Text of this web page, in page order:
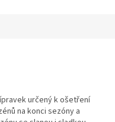
určený k ošetření
na konci sezóny a